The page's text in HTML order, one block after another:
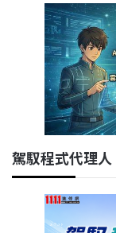
駕馭程式代理人